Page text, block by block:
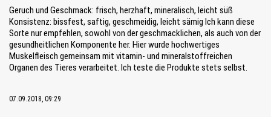
Geruch und Geschmack: frisch, herzhaft, mineralisch, leicht süß
Konsistenz: bissfest, saftig, geschmeidig, leicht sämig Ich kann diese
Sorte nur empfehlen, sowohl von der geschmacklichen, als auch von der
gesundheitlichen Komponente her. Hier wurde hochwertiges
Muskelfleisch gemeinsam mit vitamin- und mineralstoffreichen
Organen des Tieres verarbeitet. Ich teste die Produkte stets selbst.
07.09.2018, 09:29